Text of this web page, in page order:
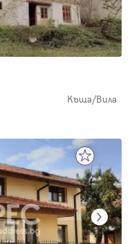
Къща/Вила